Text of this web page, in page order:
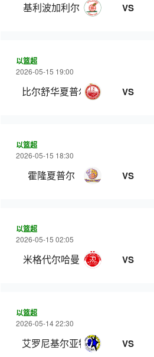
基利波加利尔 VS
以篮超
2026-05-15 19:00
比尔舒华夏普尔 VS
以篮超
2026-05-15 18:30
霍隆夏普尔 VS
以篮超
2026-05-15 02:05
米格代尔哈曼 VS
以篮超
2026-05-14 22:30
艾罗尼基尔亚特阿塔 VS